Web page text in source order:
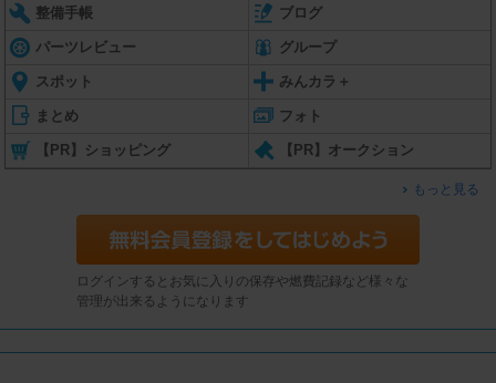
整備手帳 ブログ
パーツレビュー グループ
スポット みんカラ＋
まとめ フォト
【PR】ショッピング 【PR】オークション
もっと見る
ログインするとお気に入りの保存や燃費記録など様々な
管理が出来るようになります